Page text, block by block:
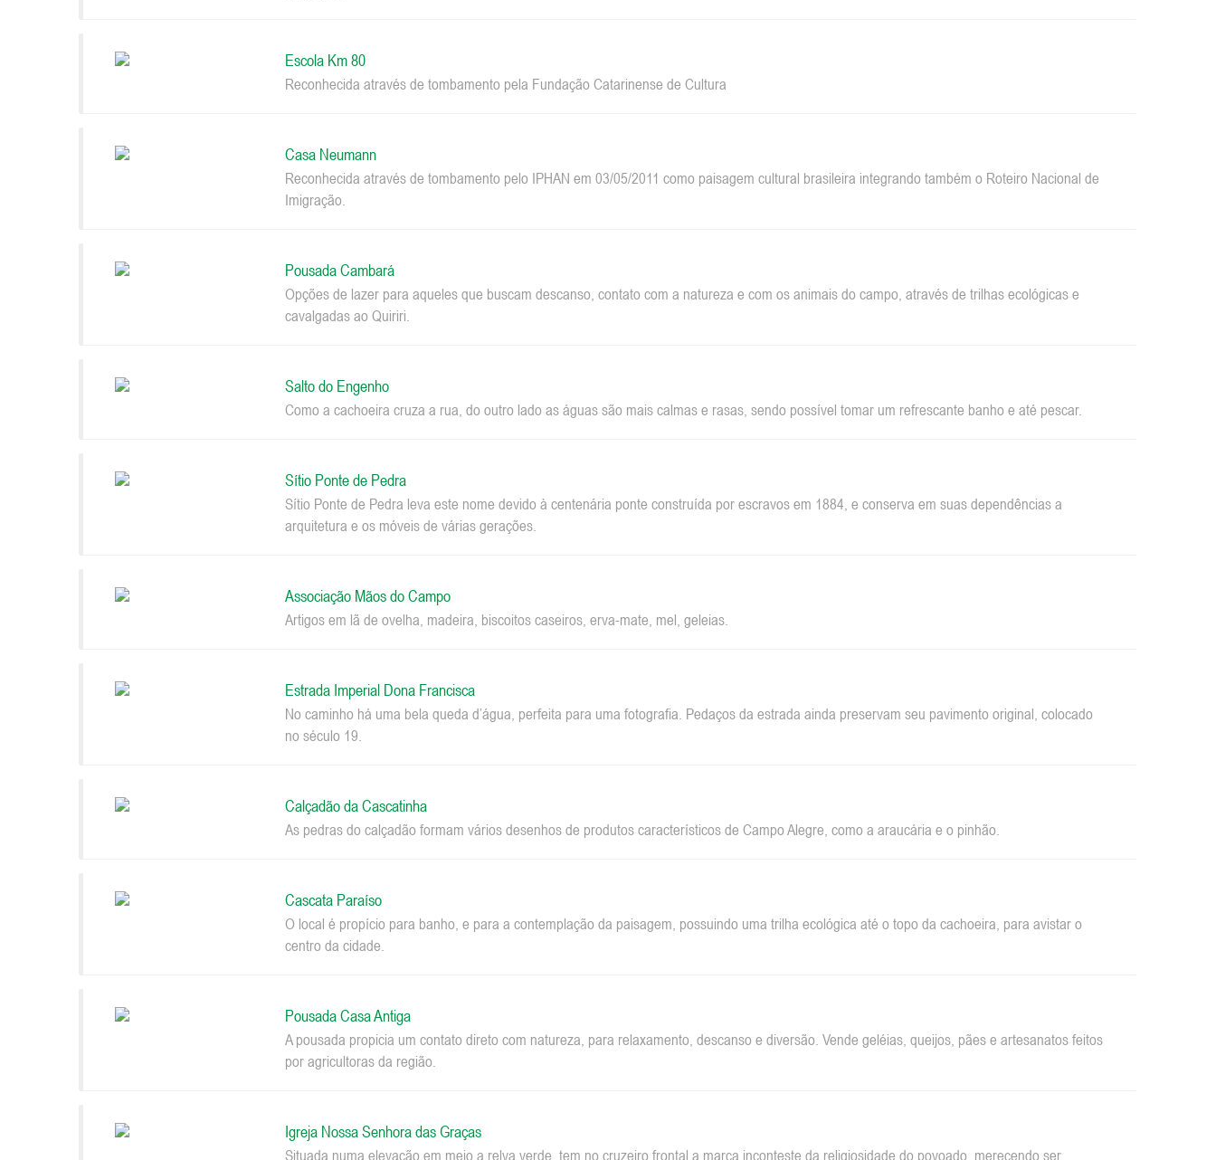
Escola Km 80
Reconhecida através de tombamento pela Fundação Catarinense de Cultura
Casa Neumann
Reconhecida através de tombamento pelo IPHAN em 03/05/2011 como paisagem cultural brasileira integrando também o Roteiro Nacional de
Imigração.
Pousada Cambará
Opções de lazer para aqueles que buscam descanso, contato com a natureza e com os animais do campo, através de trilhas ecológicas e
cavalgadas ao Quiriri.
Salto do Engenho
Como a cachoeira cruza a rua, do outro lado as águas são mais calmas e rasas, sendo possível tomar um refrescante banho e até pescar.
Sítio Ponte de Pedra
Sítio Ponte de Pedra leva este nome devido à centenária ponte construída por escravos em 1884, e conserva em suas dependências a
arquitetura e os móveis de várias gerações.
Associação Mãos do Campo
Artigos em lã de ovelha, madeira, biscoitos caseiros, erva-mate, mel, geleias.
Estrada Imperial Dona Francisca
No caminho há uma bela queda d’água, perfeita para uma fotografia. Pedaços da estrada ainda preservam seu pavimento original, colocado
no século 19.
Calçadão da Cascatinha
As pedras do calçadão formam vários desenhos de produtos característicos de Campo Alegre, como a araucária e o pinhão.
Cascata Paraíso
O local é propício para banho, e para a contemplação da paisagem, possuindo uma trilha ecológica até o topo da cachoeira, para avistar o
centro da cidade.
Pousada Casa Antiga
A pousada propicia um contato direto com natureza, para relaxamento, descanso e diversão. Vende geléias, queijos, pães e artesanatos feitos
por agricultoras da região.
Igreja Nossa Senhora das Graças
Situada numa elevação em meio a relva verde, tem no cruzeiro frontal a marca inconteste da religiosidade do povoado, merecendo ser